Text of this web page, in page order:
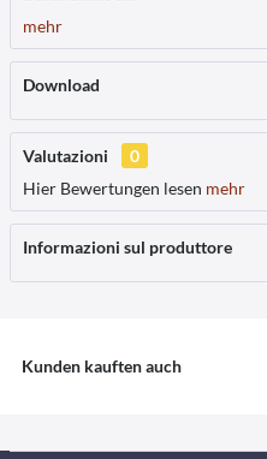
mehr
Download
Valutazioni
0
Hier Bewertungen lesen mehr
Informazioni sul produttore
Kunden kauften auch